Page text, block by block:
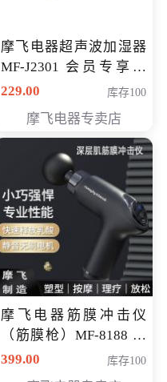
摩飞电器超声波加湿器
MF-J2301 会员专享价
168元
229.00 库存100
摩飞电器专卖店
摩飞电器筋膜冲击仪
（筋膜枪）MF-8188 会
员专享价268元
399.00 库存100